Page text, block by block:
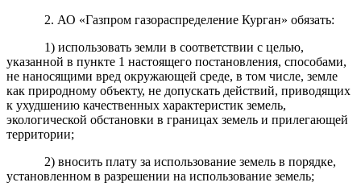
2. АО «Газпром газораспределение Курган» обязать:
1) использовать земли в соответствии с целью,
указанной в пункте 1 настоящего постановления, способами,
не наносящими вред окружающей среде, в том числе, земле
как природному объекту, не допускать действий, приводящих
к ухудшению качественных характеристик земель,
экологической обстановки в границах земель и прилегающей
территории;
2) вносить плату за использование земель в порядке,
установленном в разрешении на использование земель;